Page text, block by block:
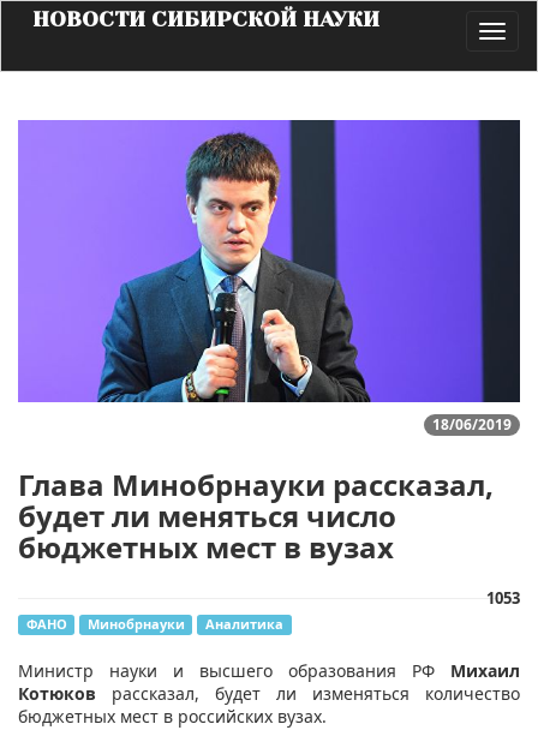
НОВОСТИ СИБИРСКОЙ НАУКИ
18/06/2019
Глава Минобрнауки рассказал,
будет ли меняться число
бюджетных мест в вузах
1053
ФАНО Минобрнауки Аналитика
Министр науки и высшего образования РФ Михаил
Котюков рассказал, будет ли изменяться количество
бюджетных мест в российских вузах.